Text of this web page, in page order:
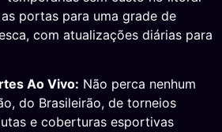
portas para uma grade de
com atualizações diárias para
Ao Vivo: Não perca nenhum
do Brasileirão, de torneios
e coberturas esportivas